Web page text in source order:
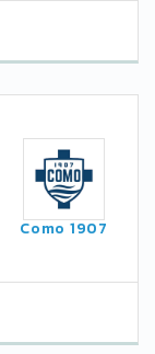
Como 1907